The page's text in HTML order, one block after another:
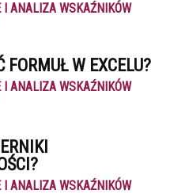
I ANALIZA WSKAŹNIKÓW
FORMUŁ W EXCELU?
I ANALIZA WSKAŹNIKÓW
I ANALIZA WSKAŹNIKÓW